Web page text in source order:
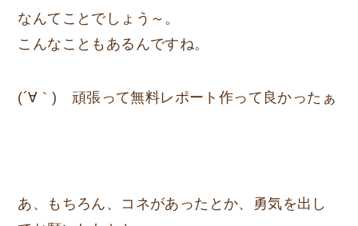
なんてことでしょう～。
こんなこともあるんですね。
(´∀｀) 頑張って無料レポート作って良かったぁ
あ、もちろん、コネがあったとか、勇気を出し